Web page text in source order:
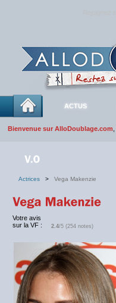
ACTUS
Bienvenue sur AlloDoublage.com
Actrices > Vega Makenzie
Votre avis
sur la VF :
2.4/5 (254 notes)